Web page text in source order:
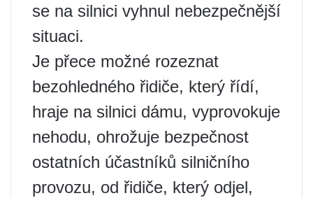
se na silnici vyhnul nebezpečnější
situaci.
Je přece možné rozeznat
bezohledného řidiče, který řídí,
hraje na silnici dámu, vyprovokuje
nehodu, ohrožuje bezpečnost
ostatních účastníků silničního
provozu, od řidiče, který odjel,